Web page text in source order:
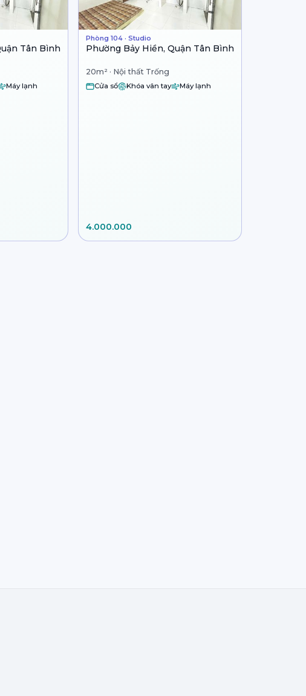
Tân Bình
Máy lạnh
Phòng 104 · Studio
Phường Bảy Hiền, Quận Tân Bình
20m² · Nội thất Trống
Cửa sổ Khóa vân tay Máy lạnh
4.000.000